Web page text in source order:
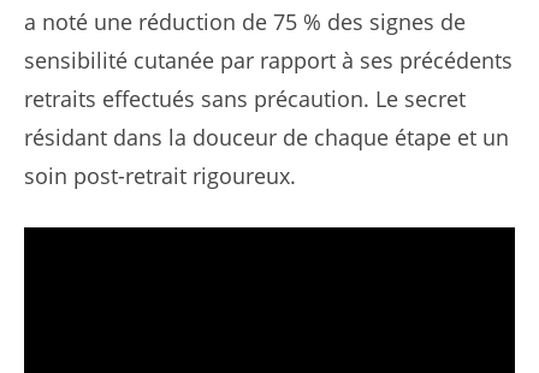
a noté une réduction de 75 % des signes de
sensibilité cutanée par rapport à ses précédents
retraits effectués sans précaution. Le secret
résidant dans la douceur de chaque étape et un
soin post-retrait rigoureux.